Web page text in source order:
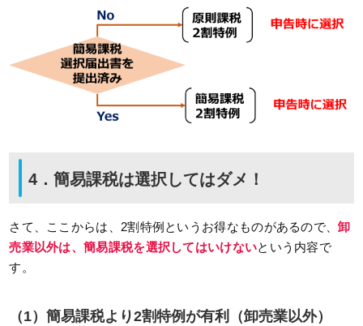
4．簡易課税は選択してはダメ！
さて、ここからは、2割特例というお得なものがあるので、卸
売業以外は、簡易課税を選択してはいけないという内容で
す。
（1）簡易課税より2割特例が有利（卸売業以外）